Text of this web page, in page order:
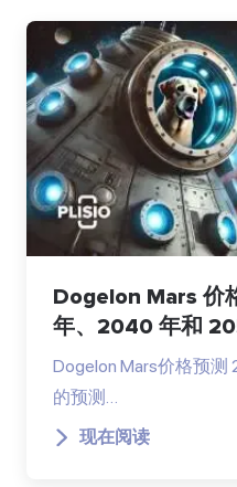
Dogelon Mars 价
年、2040 年和
Dogelon Mars价格预测
的预测…
现在阅读